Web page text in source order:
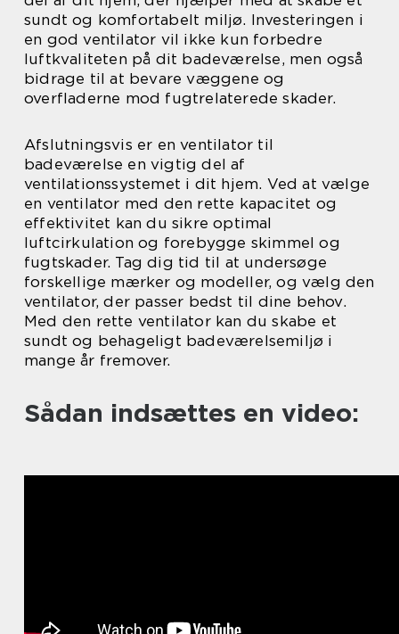
sundt og komfortabelt miljø. Investeringen i
en god ventilator vil ikke kun forbedre
luftkvaliteten på dit badeværelse, men også
bidrage til at bevare væggene og
overfladerne mod fugtrelaterede skader.
Afslutningsvis er en ventilator til
badeværelse en vigtig del af
ventilationssystemet i dit hjem. Ved at vælge
en ventilator med den rette kapacitet og
effektivitet kan du sikre optimal
luftcirkulation og forebygge skimmel og
fugtskader. Tag dig tid til at undersøge
forskellige mærker og modeller, og vælg den
ventilator, der passer bedst til dine behov.
Med den rette ventilator kan du skabe et
sundt og behageligt badeværelsemiljø i
mange år fremover.
Sådan indsættes en video: